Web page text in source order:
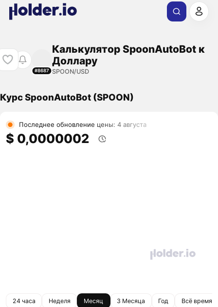
#8687
Калькулятор SpoonAutoBot к
Доллару
SPOON/USD
Курс SpoonAutoBot (SPOON)
Последнее обновление цены: 4 августа
$ 0,0000002
24 часа Неделя Месяц 3 Месяца Год Всё время